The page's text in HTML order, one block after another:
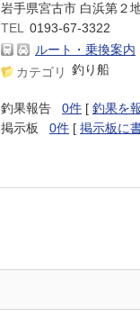
岩手県宮古市 白浜第２
TEL
0193-67-3322
ルート・乗換案内
カテゴリ 釣り船
釣果報告 0件 [ 釣果を
掲示板
0件 [ 掲示板に